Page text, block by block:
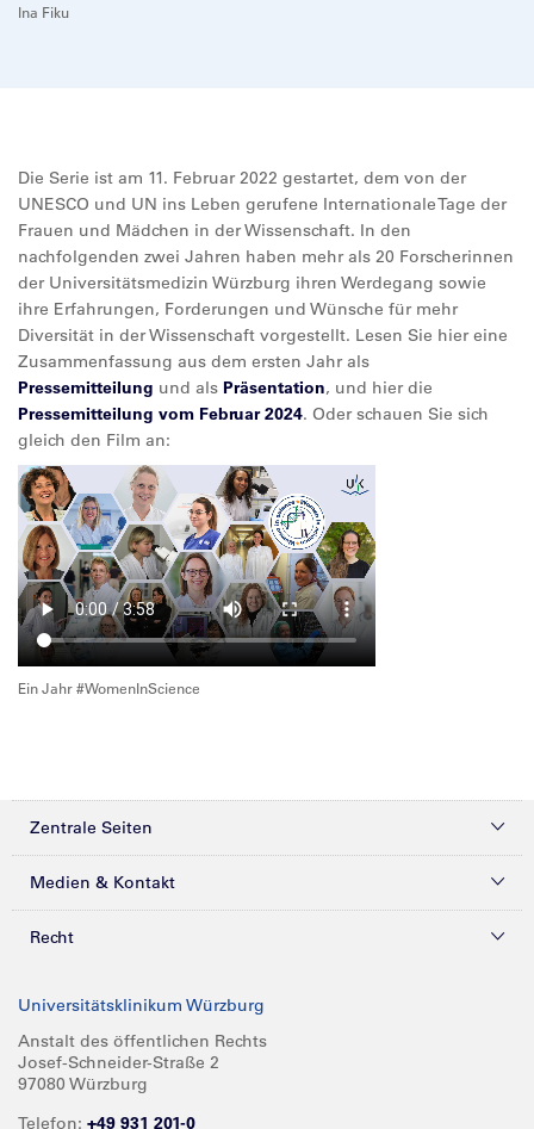
Ina Fiku
Die Serie ist am 11. Februar 2022 gestartet, dem von der
UNESCO und UN ins Leben gerufene Internationale Tage der
Frauen und Mädchen in der Wissenschaft. In den
nachfolgenden zwei Jahren haben mehr als 20 Forscherinnen
der Universitätsmedizin Würzburg ihren Werdegang sowie
ihre Erfahrungen, Forderungen und Wünsche für mehr
Diversität in der Wissenschaft vorgestellt. Lesen Sie hier eine
Zusammenfassung aus dem ersten Jahr als
Pressemitteilung und als Präsentation, und hier die
Pressemitteilung vom Februar 2024. Oder schauen Sie sich
gleich den Film an:
Ein Jahr #WomenInScience
Zentrale Seiten
Kliniken & Zentren
Forschung
Karriere
Medien & Kontakt
Presse
Glossar
Spenden
Recht
Compliance
Impressum
Barrierefreiheit
Universitätsklinikum Würzburg
Anstalt des öffentlichen Rechts
Josef-Schneider-Straße 2
97080 Würzburg
Telefon: +49 931 201-0